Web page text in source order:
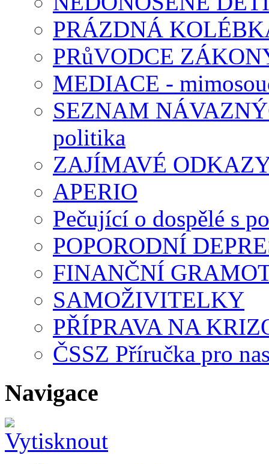
PRÁZDNÁ
PRůVODCE
MEDIACE -
SEZNAM
politika
ZAJÍMAVÉ
APERIO
Pečující o dospělé s
POPORODNÍ
FINANČNÍ
SAMOŽIVITELKY
PŘÍPRAVA NA
ČSSZ Příručka pro
Navigace